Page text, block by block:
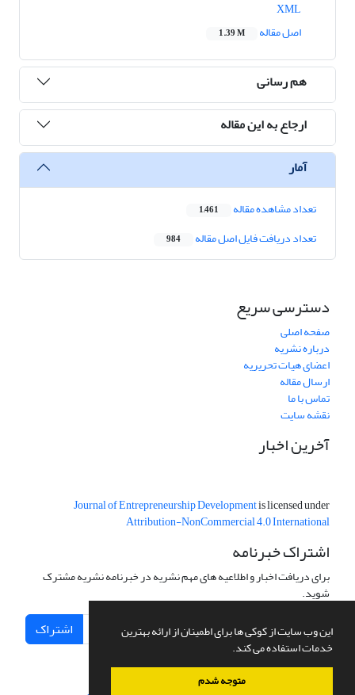
این وب سایت از کوکی ها برای اطمینان از ارائه بهترین
خدمات استفاده می کند.
متوجه شدم
اصل مقاله
1.39 M
هم رسانی
ارجاع به این مقاله
آمار
تعداد مشاهده مقاله 1,461
تعداد دریافت فایل اصل مقاله 984
دسترسی سریع
صفحه اصلی
درباره نشریه
اعضای هیات تحریریه
ارسال مقاله
تماس با ما
نقشه سایت
آخرین اخبار
Journal of Entrepreneurship Developmentis licensed under
Attribution-NonCommercial 4.0 International
اشتراک خبرنامه
برای دریافت اخبار و اطلاعیه های مهم نشریه در خبرنامه نشریه مشترک
شوید.
اشتراک